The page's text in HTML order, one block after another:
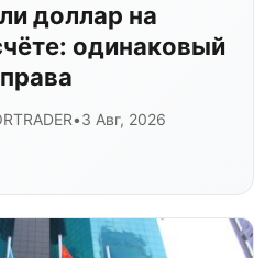
доллар на
одинаковый
•3 Авг, 2026